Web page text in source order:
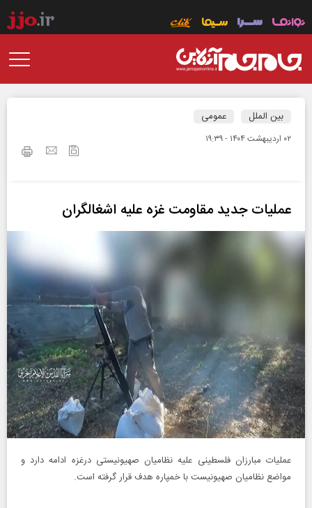
بین الملل عمومی
۰۲ ارديبهشت ۱۴۰۴ - ۱۹:۳۹
عملیات جدید مقاومت غزه علیه اشغالگران
عملیات مبارزان فلسطینی علیه نظامیان صهیونیستی درغزه ادامه دارد و
مواضع نظامیان صهیونیست با خمپاره هدف قرار گرفته است.